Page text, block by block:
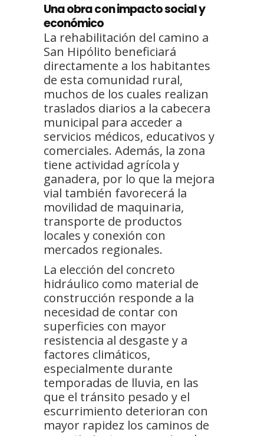
Una obra con impacto social y
económico
La rehabilitación del camino a
San Hipólito beneficiará
directamente a los habitantes
de esta comunidad rural,
muchos de los cuales realizan
traslados diarios a la cabecera
municipal para acceder a
servicios médicos, educativos y
comerciales. Además, la zona
tiene actividad agrícola y
ganadera, por lo que la mejora
vial también favorecerá la
movilidad de maquinaria,
transporte de productos
locales y conexión con
mercados regionales.
La elección del concreto
hidráulico como material de
construcción responde a la
necesidad de contar con
superficies con mayor
resistencia al desgaste y a
factores climáticos,
especialmente durante
temporadas de lluvia, en las
que el tránsito pesado y el
escurrimiento deterioran con
mayor rapidez los caminos de